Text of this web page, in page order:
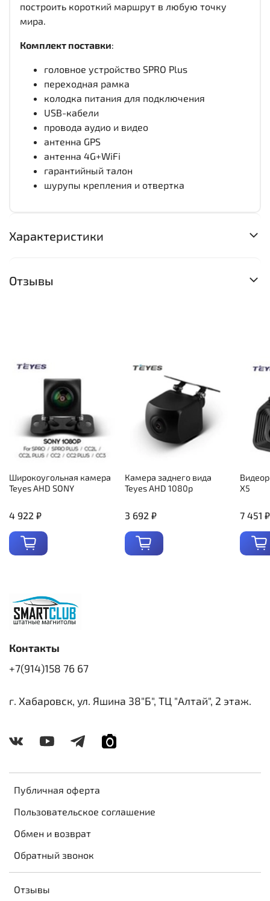
построить короткий маршрут в любую точку
мира.
Комплект поставки:
головное устройство SPRO Plus
переходная рамка
колодка питания для подключения
USB-кабели
провода аудио и видео
антенна GPS
антенна 4G+WiFi
гарантийный талон
шурупы крепления и отвертка
Характеристики
Отзывы
Широкоугольная камера
Teyes AHD SONY
4 922 ₽
Камера заднего вида
Teyes AHD 1080p
3 692 ₽
X5
7 451 ₽
Публичная оферта
Пользовательское соглашение
Обмен и возврат
Обратный звонок
Отзывы
Контакты
+7(914)158 76 67
г. Хабаровск, ул. Яшина 38"Б", ТЦ "Алтай", 2 этаж.